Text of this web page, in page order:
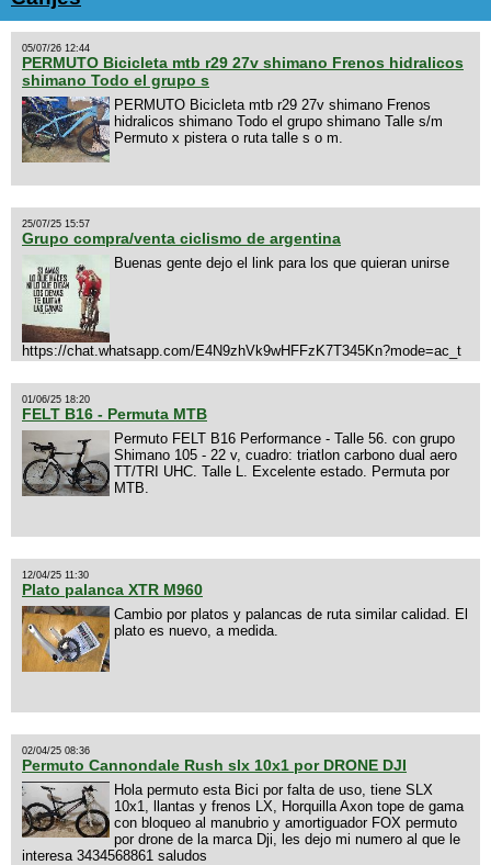
05/07/26 12:44
PERMUTO Bicicleta mtb r29 27v shimano Frenos hidralicos
shimano Todo el grupo s
PERMUTO Bicicleta mtb r29 27v shimano Frenos
hidralicos shimano Todo el grupo shimano Talle s/m
Permuto x pistera o ruta talle s o m.
25/07/25 15:57
Grupo compra/venta ciclismo de argentina
Buenas gente dejo el link para los que quieran unirse
https://chat.whatsapp.com/E4N9zhVk9wHFFzK7T345Kn?mode=ac_t
01/06/25 18:20
FELT B16 - Permuta MTB
Permuto FELT B16 Performance - Talle 56. con grupo
Shimano 105 - 22 v, cuadro: triatlon carbono dual aero
TT/TRI UHC. Talle L. Excelente estado. Permuta por
MTB.
12/04/25 11:30
Plato palanca XTR M960
Cambio por platos y palancas de ruta similar calidad. El
plato es nuevo, a medida.
02/04/25 08:36
Permuto Cannondale Rush slx 10x1 por DRONE DJI
Hola permuto esta Bici por falta de uso, tiene SLX
10x1, llantas y frenos LX, Horquilla Axon tope de gama
con bloqueo al manubrio y amortiguador FOX permuto
por drone de la marca Dji, les dejo mi numero al que le
interesa 3434568861 saludos